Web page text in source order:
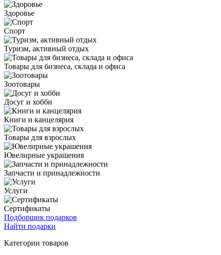
Здоровье
Спорт
Туризм, активный отдых
Товары для бизнеса, склада и офиса
Зоотовары
Досуг и хобби
Книги и канцелярия
Товары для взрослых
Ювелирные украшения
Запчасти и принадлежности
Услуги
Сертификаты
Подборщик подарков
Найти подарки
Категории товаров